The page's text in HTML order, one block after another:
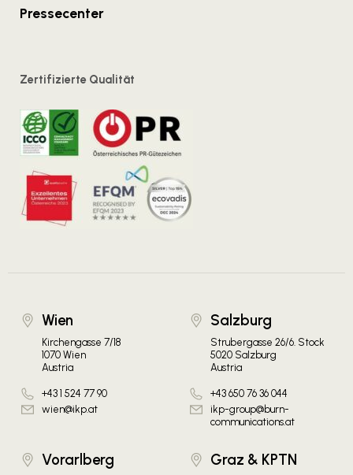
Pressecenter
Zertifizierte Qualität
Wien
Kirchengasse 7/18
1070 Wien
Austria
+43 1 524 77 90
wien@ikp.at
Salzburg
Strubergasse 26/6. Stock
5020 Salzburg
Austria
+43 650 76 36 044
ikp-group@burn-
communications.at
Vorarlberg Graz & KPTN